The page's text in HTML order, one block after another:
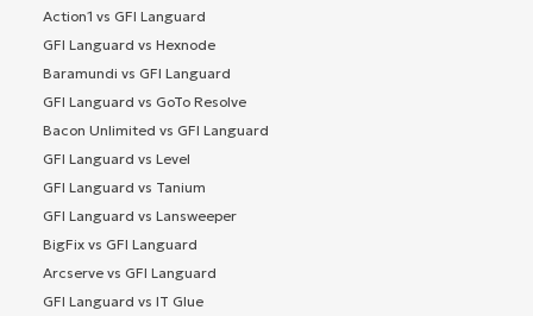
Action1 vs GFI Languard
GFI Languard vs Hexnode
Baramundi vs GFI Languard
GFI Languard vs GoTo Resolve
Bacon Unlimited vs GFI Languard
GFI Languard vs Level
GFI Languard vs Tanium
GFI Languard vs Lansweeper
BigFix vs GFI Languard
Arcserve vs GFI Languard
GFI Languard vs IT Glue